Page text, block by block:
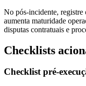
No pós-incidente, registre
aumenta maturidade
disputas contratuais e
Checklists
Checklist pré-